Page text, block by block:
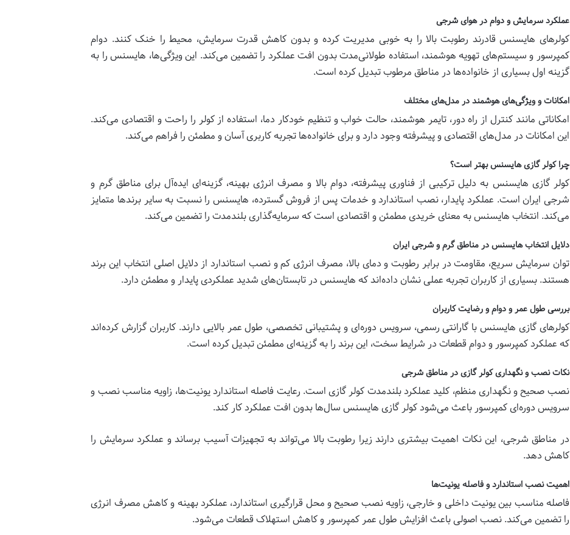
عملکرد سرمایش و دوام در هوای شرجی
کولرهای هایسنس قادرند رطوبت بالا را به خوبی مدیریت کرده و بدون کاهش قدرت سرمایش، محیط را خنک کنند. دوام
کمپرسور و سیستم‌های تهویه هوشمند، استفاده طولانی‌مدت بدون افت عملکرد را تضمین می‌کند. این ویژگی‌ها، هایسنس را به
گزینه اول بسیاری از خانواده‌ها در مناطق مرطوب تبدیل کرده است.
امکانات و ویژگی‌های هوشمند در مدل‌های مختلف
امکاناتی مانند کنترل از راه دور، تایمر هوشمند، حالت خواب و تنظیم خودکار دما، استفاده از کولر را راحت و اقتصادی می‌کند.
این امکانات در مدل‌های اقتصادی و پیشرفته وجود دارد و برای خانواده‌ها تجربه کاربری آسان و مطمئن را فراهم می‌کند.
چرا کولر گازی هایسنس بهتر است؟
کولر گازی هایسنس به دلیل ترکیبی از فناوری پیشرفته، دوام بالا و مصرف انرژی بهینه، گزینه‌ای ایده‌آل برای مناطق گرم و
شرجی ایران است. عملکرد پایدار، نصب استاندارد و خدمات پس از فروش گسترده، هایسنس را نسبت به سایر برندها متمایز
می‌کند. انتخاب هایسنس به معنای خریدی مطمئن و اقتصادی است که سرمایه‌گذاری بلندمدت را تضمین می‌کند.
دلایل انتخاب هایسنس در مناطق گرم و شرجی ایران
توان سرمایش سریع، مقاومت در برابر رطوبت و دمای بالا، مصرف انرژی کم و نصب استاندارد از دلایل اصلی انتخاب این برند
هستند. بسیاری از کاربران تجربه عملی نشان داده‌اند که هایسنس در تابستان‌های شدید عملکردی پایدار و مطمئن دارد.
بررسی طول عمر و دوام و رضایت کاربران
کولرهای گازی هایسنس با گارانتی رسمی، سرویس دوره‌ای و پشتیبانی تخصصی، طول عمر بالایی دارند. کاربران گزارش کرده‌اند
که عملکرد کمپرسور و دوام قطعات در شرایط سخت، این برند را به گزینه‌ای مطمئن تبدیل کرده است.
نکات نصب و نگهداری کولر گازی در مناطق شرجی
نصب صحیح و نگهداری منظم، کلید عملکرد بلندمدت کولر گازی است. رعایت فاصله استاندارد یونیت‌ها، زاویه مناسب نصب و
سرویس دوره‌ای کمپرسور باعث می‌شود کولر گازی هایسنس سال‌ها بدون افت عملکرد کار کند.
در مناطق شرجی، این نکات اهمیت بیشتری دارند زیرا رطوبت بالا می‌تواند به تجهیزات آسیب برساند و عملکرد سرمایش را
کاهش دهد.
اهمیت نصب استاندارد و فاصله یونیت‌ها
فاصله مناسب بین یونیت داخلی و خارجی، زاویه نصب صحیح و محل قرارگیری استاندارد، عملکرد بهینه و کاهش مصرف انرژی
را تضمین می‌کند. نصب اصولی باعث افزایش طول عمر کمپرسور و کاهش استهلاک قطعات می‌شود.